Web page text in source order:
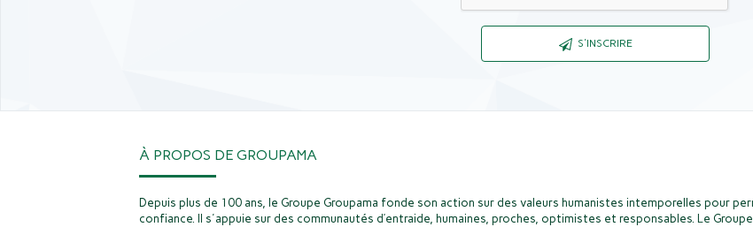
S'INSCRIRE
À PROPOS DE GROUPAMA
Depuis plus de 100 ans, le Groupe Groupama fonde son action sur des valeurs humanistes intemporelles pour
confiance. Il s'appuie sur des communautés d’entraide, humaines, proches, optimistes et responsables. Le Groupe